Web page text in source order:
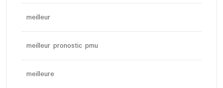
meilleur
meilleur pronostic pmu
meilleure